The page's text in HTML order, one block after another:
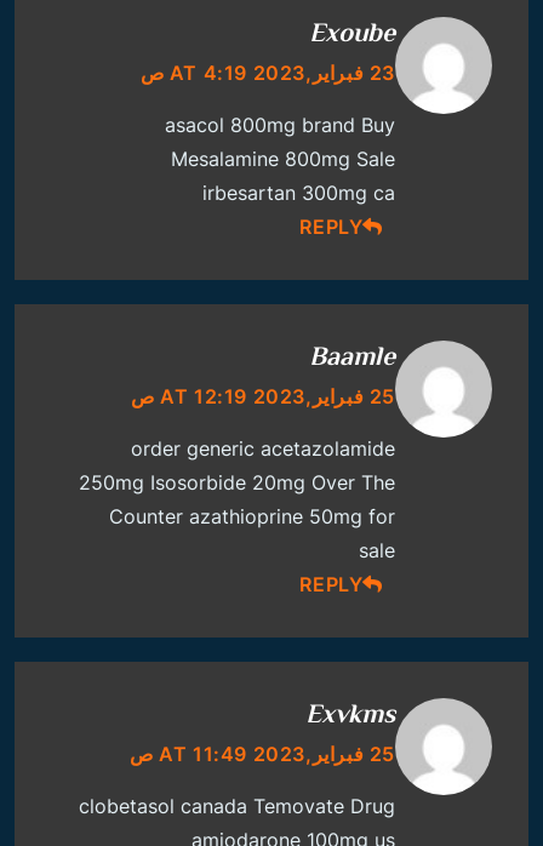
Exoube
23 فبراير,2023 AT 4:19 ص
asacol 800mg brand Buy
Mesalamine 800mg Sale
irbesartan 300mg ca
REPLY
Baamle
25 فبراير,2023 AT 12:19 ص
order generic acetazolamide
250mg Isosorbide 20mg Over The
Counter azathioprine 50mg for
sale
REPLY
Exvkms
25 فبراير,2023 AT 11:49 ص
clobetasol canada Temovate Drug
amiodarone 100mg us